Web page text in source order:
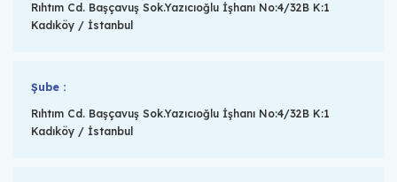
Rıhtım Cd. Başçavuş Sok.Yazıcıoğlu İşhanı No:4/32B K:1
Kadıköy / İstanbul
Şube :
Rıhtım Cd. Başçavuş Sok.Yazıcıoğlu İşhanı No:4/32B K:1
Kadıköy / İstanbul